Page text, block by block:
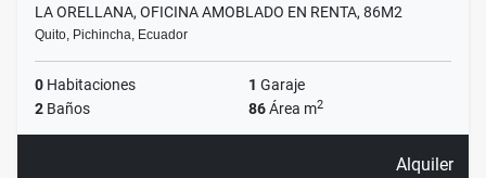
LA ORELLANA, OFICINA AMOBLADO EN RENTA, 86M2
Quito, Pichincha, Ecuador
0 Habitaciones 1 Garaje
2 Baños 86Área m2
Alquiler